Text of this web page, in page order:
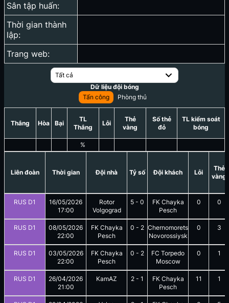
Sân tập huấn:
Thời gian thành
lập:
Trang web:
Tất cả
Dữ liệu đội bóng
Tấn công
Phòng thủ
Thắng Hòa Bại
TL
Thắng
%
Lỗi
Thẻ
vàng
Số thẻ
đỏ
TL kiểm soát
bóng
Liên đoàn Thời gian Đội nhà Tỷ số Đội khách Lỗi
Thẻ
vàng
RUS D1
16/05/2026
17:00
Rotor
Volgograd
5 - 0
FK Chayka
Pesch
0 0
RUS D1
08/05/2026
22:00
FK Chayka
Pesch
0 - 2 Chernomorets
Novorossiysk
0 3
RUS D1
03/05/2026
22:00
FK Chayka
Pesch
0 - 2
FC Torpedo
Moscow
0 1
RUS D1
26/04/2026
21:00
KamAZ 2 - 1
FK Chayka
Pesch
11 1